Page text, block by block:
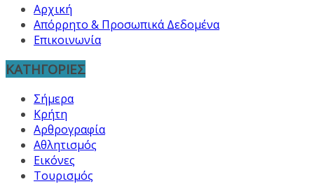
Αρχική
Απόρρητο & Προσωπικά Δεδομένα
Επικοινωνία
ΚΑΤΗΓΟΡΙΕΣ
Σήμερα
Κρήτη
Αρθρογραφία
Αθλητισμός
Εικόνες
Τουρισμός